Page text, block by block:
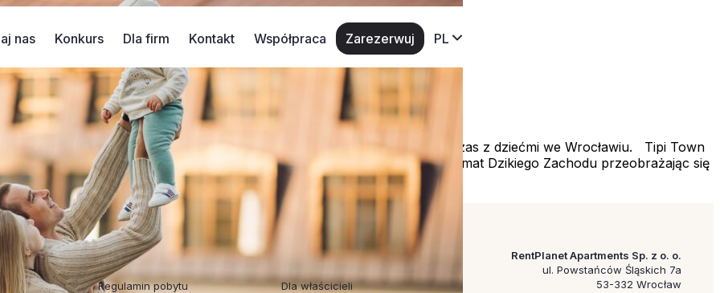
nas Konkurs Dla firm Kontakt Współpraca Zarezerwuj PL
dzieci
zastanawiasz się czy warto tu wpaść?;) Zobacz, jak najlepiej spędzić czas z dziećmi we Wrocławiu. Tipi Town
szalonego
Weźcie dzieciaki do indiańskiej wioski. Wczujcie się w klimat Dzikiego Zachodu przeobrażając się
Regulaminy
Regulamin pobytu
Współpraca
Dla właścicieli
RentPlanet Apartments Sp. z o. o.
ul. Powstańców Śląskich 7a
53-332 Wrocław